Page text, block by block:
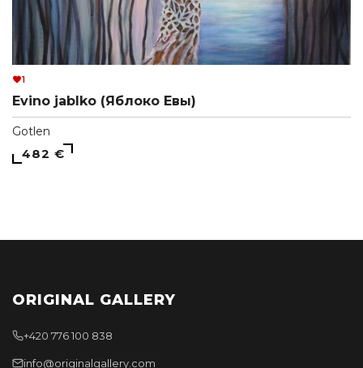
1
Evino jablko (Яблоко Евы)
Gotlen
482 €
ORIGINAL GALLERY
+420 776 100 838
info@originalgallery.com